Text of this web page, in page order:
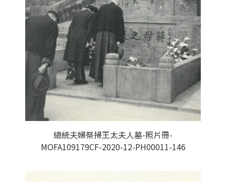
總統夫婦祭掃王太夫人墓-照片冊-
MOFA109179CF-2020-12-PH00011-146